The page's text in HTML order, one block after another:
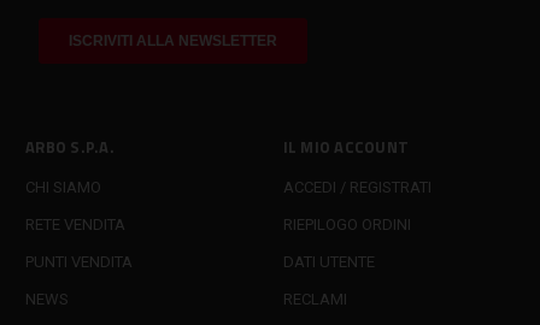
ARBO S.P.A.
CHI SIAMO
RETE VENDITA
PUNTI VENDITA
NEWS
IL MIO ACCOUNT
ACCEDI / REGISTRATI
RIEPILOGO ORDINI
DATI UTENTE
RECLAMI